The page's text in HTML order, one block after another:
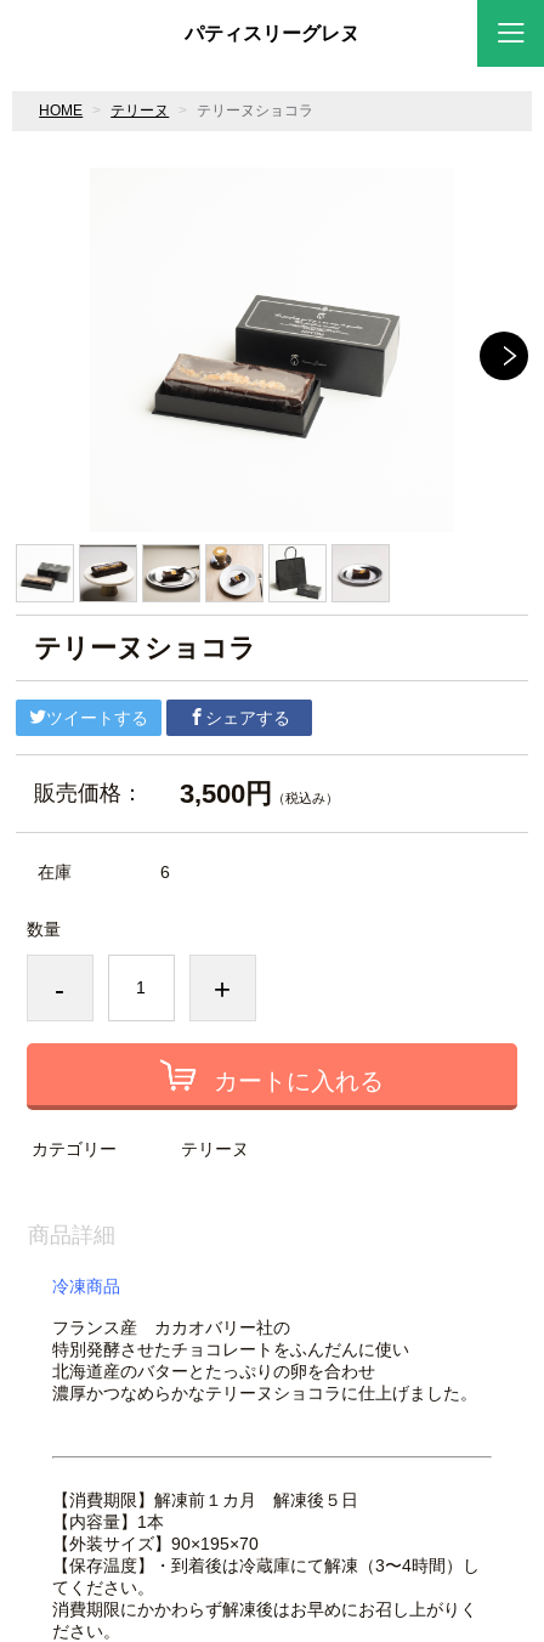
パティスリーグレヌ
HOME テリーヌ テリーヌショコラ
テリーヌショコラ
ツイートする シェアする
販売価格： 3,500円 （税込み）
在庫 6
数量
- +
カートに入れる
カテゴリー テリーヌ
商品詳細
冷凍商品
フランス産 カカオバリー社の
特別発酵させたチョコレートをふんだんに使い
北海道産のバターとたっぷりの卵を合わせ
濃厚かつなめらかなテリーヌショコラに仕上げました。
【消費期限】解凍前１カ月 解凍後５日
【内容量】1本
【外装サイズ】90×195×70
【保存温度】・到着後は冷蔵庫にて解凍（3〜4時間）し
てください。
消費期限にかかわらず解凍後はお早めにお召し上がりく
ださい。